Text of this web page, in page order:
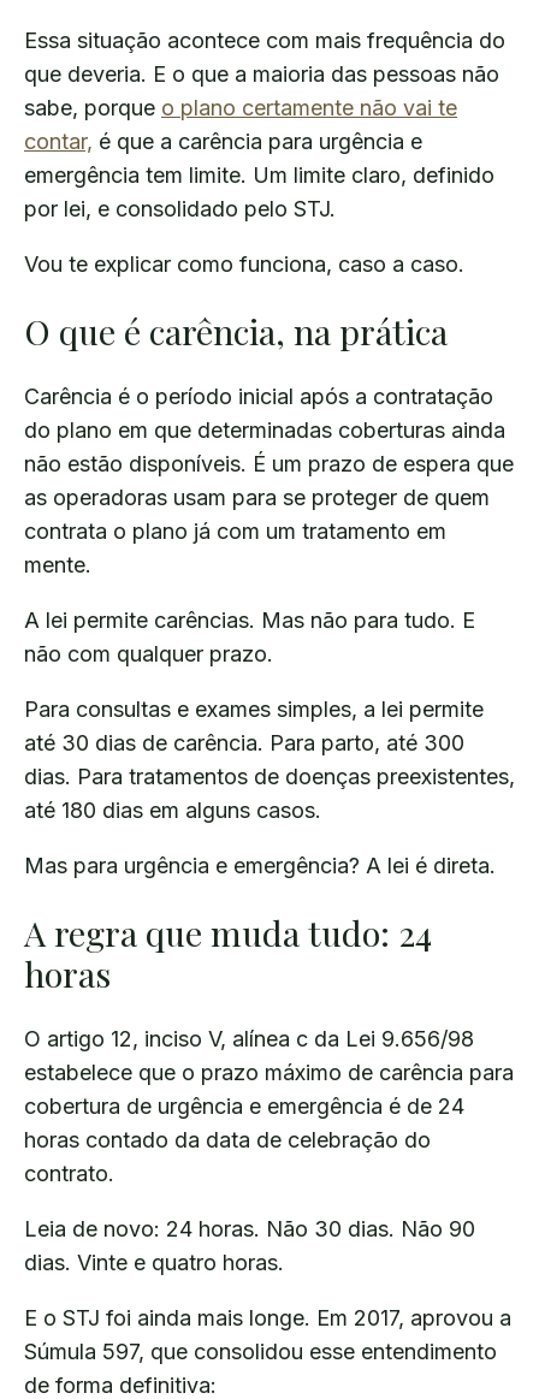
Essa situação acontece com mais frequência do
que deveria. E o que a maioria das pessoas não
sabe, porque o plano certamente não vai te
contar, é que a carência para urgência e
emergência tem limite. Um limite claro, definido
por lei, e consolidado pelo STJ.
Vou te explicar como funciona, caso a caso.
O que é carência, na prática
Carência é o período inicial após a contratação
do plano em que determinadas coberturas ainda
não estão disponíveis. É um prazo de espera que
as operadoras usam para se proteger de quem
contrata o plano já com um tratamento em
mente.
A lei permite carências. Mas não para tudo. E
não com qualquer prazo.
Para consultas e exames simples, a lei permite
até 30 dias de carência. Para parto, até 300
dias. Para tratamentos de doenças preexistentes,
até 180 dias em alguns casos.
Mas para urgência e emergência? A lei é direta.
A regra que muda tudo: 24
horas
O artigo 12, inciso V, alínea c da Lei 9.656/98
estabelece que o prazo máximo de carência para
cobertura de urgência e emergência é de 24
horas contado da data de celebração do
contrato.
Leia de novo: 24 horas. Não 30 dias. Não 90
dias. Vinte e quatro horas.
E o STJ foi ainda mais longe. Em 2017, aprovou a
Súmula 597, que consolidou esse entendimento
de forma definitiva: